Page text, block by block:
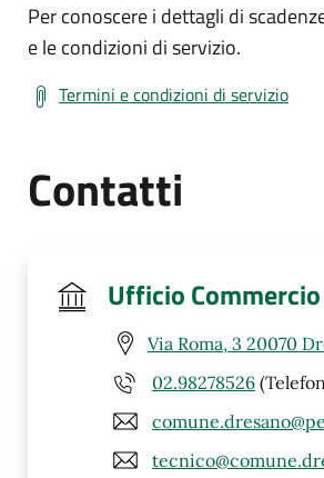
Per conoscere i dettagli di
e le condizioni di servizio.
Termini e condizioni di servizio
Contatti
Ufficio Commercio
Via Roma, 3 20070
02.98278526